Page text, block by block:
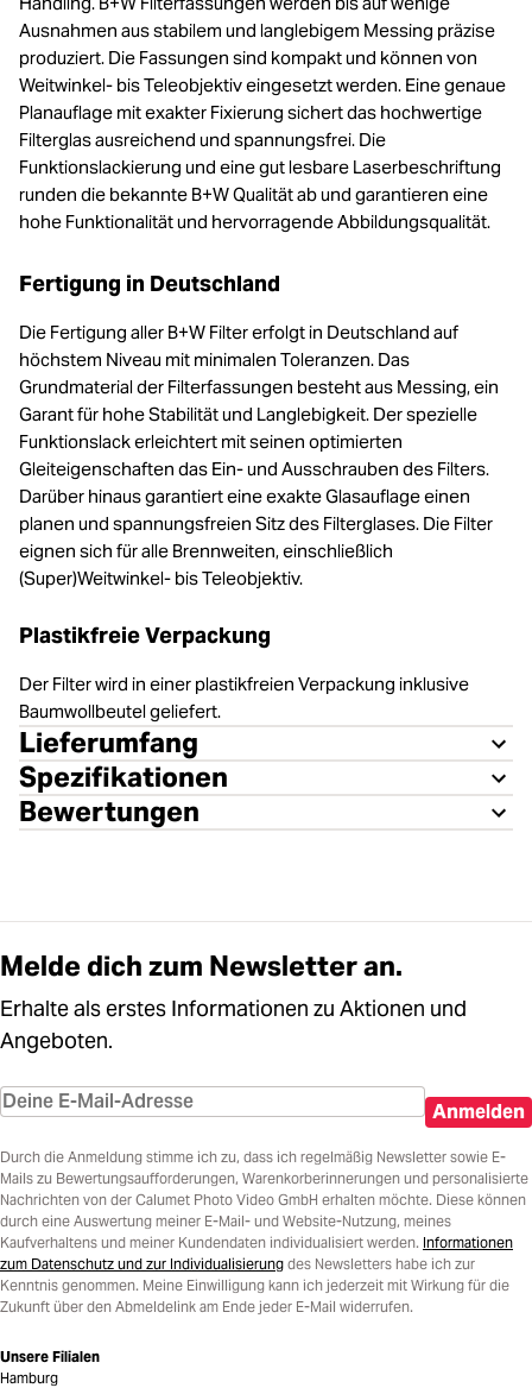
Ausnahmen aus stabilem und langlebigem Messing präzise
produziert. Die Fassungen sind kompakt und können von
Weitwinkel- bis Teleobjektiv eingesetzt werden. Eine genaue
Planauflage mit exakter Fixierung sichert das hochwertige
Filterglas ausreichend und spannungsfrei. Die
Funktionslackierung und eine gut lesbare Laserbeschriftung
runden die bekannte B+W Qualität ab und garantieren eine
hohe Funktionalität und hervorragende Abbildungsqualität.
Fertigung in Deutschland
Die Fertigung aller B+W Filter erfolgt in Deutschland auf
höchstem Niveau mit minimalen Toleranzen. Das
Grundmaterial der Filterfassungen besteht aus Messing, ein
Garant für hohe Stabilität und Langlebigkeit. Der spezielle
Funktionslack erleichtert mit seinen optimierten
Gleiteigenschaften das Ein- und Ausschrauben des Filters.
Darüber hinaus garantiert eine exakte Glasauflage einen
planen und spannungsfreien Sitz des Filterglases. Die Filter
eignen sich für alle Brennweiten, einschließlich
(Super)Weitwinkel- bis Teleobjektiv.
Plastikfreie Verpackung
Der Filter wird in einer plastikfreien Verpackung inklusive
Baumwollbeutel geliefert.
Lieferumfang
Spezifikationen
Bewertungen
Melde dich zum Newsletter an.
Erhalte als erstes Informationen zu Aktionen und
Angeboten.
Anmelden
Durch die Anmeldung stimme ich zu, dass ich regelmäßig Newsletter sowie E-
Mails zu Bewertungsaufforderungen, Warenkorberinnerungen und personalisierte
Nachrichten von der Calumet Photo Video GmbH erhalten möchte. Diese können
durch eine Auswertung meiner E-Mail- und Website-Nutzung, meines
Kaufverhaltens und meiner Kundendaten individualisiert werden. Informationen
zum Datenschutz und zur Individualisierung des Newsletters habe ich zur
Kenntnis genommen. Meine Einwilligung kann ich jederzeit mit Wirkung für die
Zukunft über den Abmeldelink am Ende jeder E-Mail widerrufen.
Unsere Filialen
Hamburg